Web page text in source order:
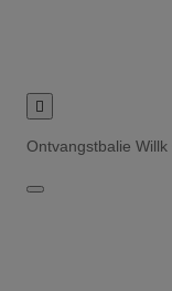

Ontvangstbalie